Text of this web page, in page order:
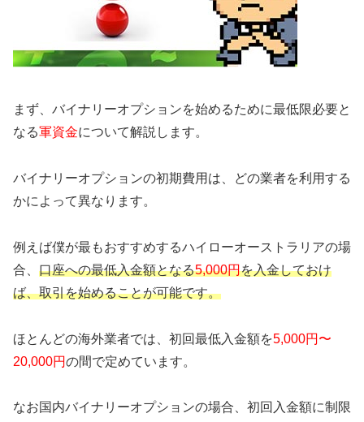
まず、バイナリーオプションを始めるために最低限必要と
なる軍資金について解説します。
バイナリーオプションの初期費用は、どの業者を利用する
かによって異なります。
例えば僕が最もおすすめするハイローオーストラリアの場
合、 口座への最低入金額となる5,000円を入金しておけ
ば、取引を始めることが可能です。
ほとんどの海外業者では、初回最低入金額を5,000円〜
20,000円の間で定めています。
なお国内バイナリーオプションの場合、初回入金額に制限